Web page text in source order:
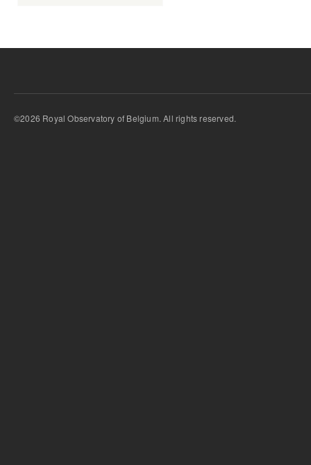
©2026 Royal Observatory of Belgium. All rights reserved.